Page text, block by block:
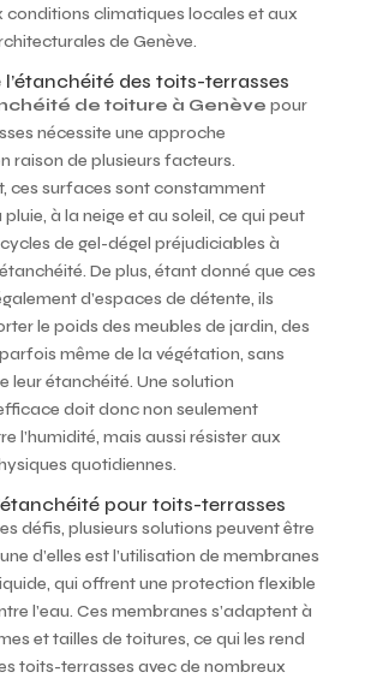
conditions climatiques locales et aux
de Genève.
l’étanchéité des toits-terrasses
de toiture à Genève pour
nécessite une approche
raison de plusieurs facteurs.
ces surfaces sont constamment
à la neige et au soleil, ce qui peut
de gel-dégel préjudiciables à
De plus, étant donné que ces
d’espaces de détente, ils
le poids des meubles de jardin, des
même de la végétation, sans
leur étanchéité. Une solution
doit donc non seulement
l’humidité, mais aussi résister aux
quotidiennes.
pour toits-terrasses
défis, plusieurs solutions peuvent être
d’elles est l’utilisation de membranes
qui offrent une protection flexible
l’eau. Ces membranes s’adaptent à
et tailles de toitures, ce qui les rend
toits-terrasses avec de nombreux